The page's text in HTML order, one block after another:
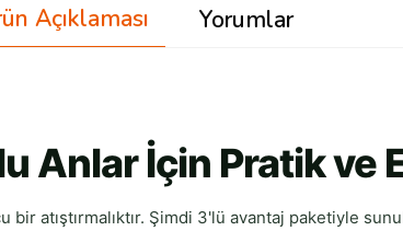
Açıklaması Yorumlar
Anlar İçin Pratik ve
atıştırmalıktır. Şimdi 3'lü avantaj paketiyle